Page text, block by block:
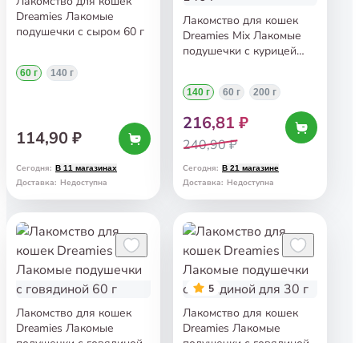
Dreamies Лакомые
подушечки с сыром 60 г
60 г 140 г
114,90 ₽
Сегодня: В 11 магазинах
Доставка: Недоступна
Лакомство для кошек
Dreamies Mix Лакомые
подушечки с курицей
140 г 60 г 200 г
216,81 ₽
240,90 ₽
Сегодня: В 21 магазине
Доставка: Недоступна
Лакомство для кошек
Dreamies Лакомые
5
Лакомство для кошек
Dreamies Лакомые